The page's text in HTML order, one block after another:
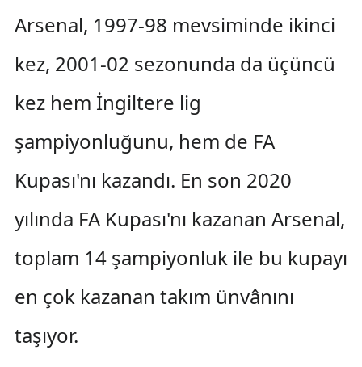
Arsenal, 1997-98 mevsiminde ikinci
kez, 2001-02 sezonunda da üçüncü
kez hem İngiltere lig
şampiyonluğunu, hem de FA
Kupası'nı kazandı. En son 2020
yılında FA Kupası'nı kazanan Arsenal,
toplam 14 şampiyonluk ile bu kupayı
en çok kazanan takım ünvânını
taşıyor.